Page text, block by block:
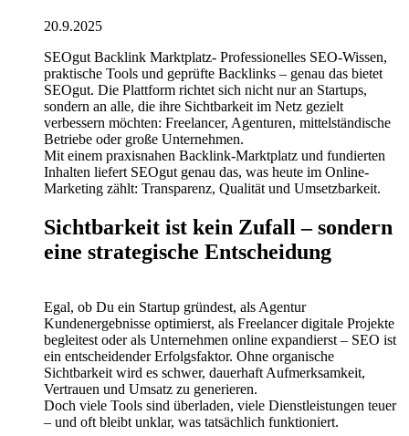
20.9.2025
SEOgut Backlink Marktplatz- Professionelles SEO-Wissen,
praktische Tools und geprüfte Backlinks – genau das bietet
SEOgut. Die Plattform richtet sich nicht nur an Startups,
sondern an alle, die ihre Sichtbarkeit im Netz gezielt
verbessern möchten: Freelancer, Agenturen, mittelständische
Betriebe oder große Unternehmen.
Mit einem praxisnahen Backlink-Marktplatz und fundierten
Inhalten liefert SEOgut genau das, was heute im Online-
Marketing zählt: Transparenz, Qualität und Umsetzbarkeit.
Sichtbarkeit ist kein Zufall – sondern
eine strategische Entscheidung
Egal, ob Du ein Startup gründest, als Agentur
Kundenergebnisse optimierst, als Freelancer digitale Projekte
begleitest oder als Unternehmen online expandierst – SEO ist
ein entscheidender Erfolgsfaktor. Ohne organische
Sichtbarkeit wird es schwer, dauerhaft Aufmerksamkeit,
Vertrauen und Umsatz zu generieren.
Doch viele Tools sind überladen, viele Dienstleistungen teuer
– und oft bleibt unklar, was tatsächlich funktioniert.